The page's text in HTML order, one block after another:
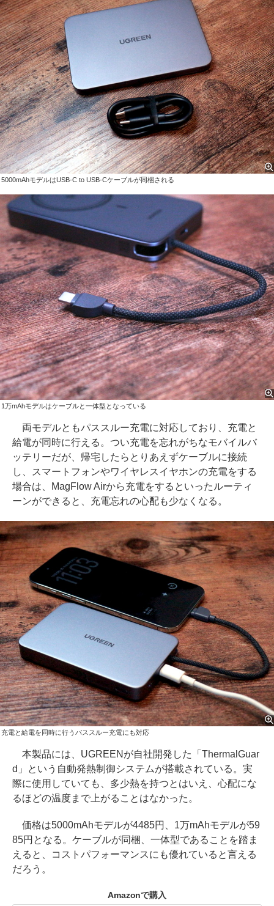
5000mAhモデルはUSB-C to USB-Cケーブルが同梱される
1万mAhモデルはケーブルと一体型となっている
両モデルともパススルー充電に対応しており、充電と
給電が同時に行える。つい充電を忘れがちなモバイルバ
ッテリーだが、帰宅したらとりあえずケーブルに接続
し、スマートフォンやワイヤレスイヤホンの充電をする
場合は、MagFlow Airから充電をするといったルーティ
ーンができると、充電忘れの心配も少なくなる。
充電と給電を同時に行うパススルー充電にも対応
本製品には、UGREENが自社開発した「ThermalGuar
d」という自動発熱制御システムが搭載されている。実
際に使用していても、多少熱を持つとはいえ、心配にな
るほどの温度まで上がることはなかった。
価格は5000mAhモデルが4485円、1万mAhモデルが59
85円となる。ケーブルが同梱、一体型であることを踏ま
えると、コストパフォーマンスにも優れていると言える
だろう。
Amazonで購入